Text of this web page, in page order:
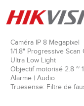
Caméra IP 8 Megapixel
1/1.8" Progressive Scan
Ultra Low Light
Objectif motorisé 2.8 ~
Alarme | Audio
Truesense: Filtre de